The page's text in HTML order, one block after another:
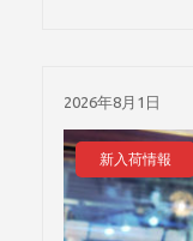
2026年8月1日
新入荷情報